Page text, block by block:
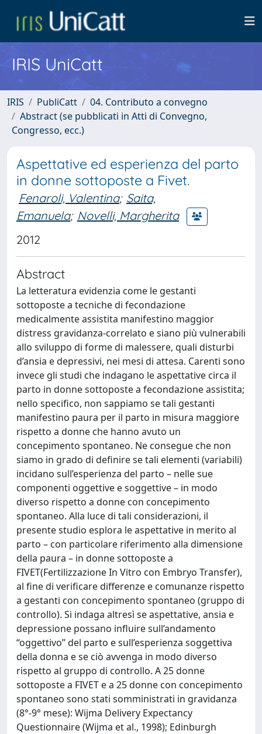
IRIS UniCatt
IRIS PubliCatt
04. Contributo a convegno
Abstract (se pubblicati in Atti di Convegno,
Congresso, ecc.)
Aspettative ed esperienza del parto
in donne sottoposte a Fivet.
Fenaroli, Valentina; Saita,
Emanuela; Novelli, Margherita
2012
Abstract
La letteratura evidenzia come le gestanti
sottoposte a tecniche di fecondazione
medicalmente assistita manifestino maggior
distress gravidanza-correlato e siano più vulnerabili
allo sviluppo di forme di malessere, quali disturbi
d’ansia e depressivi, nei mesi di attesa. Carenti sono
invece gli studi che indagano le aspettative circa il
parto in donne sottoposte a fecondazione assistita;
nello specifico, non sappiamo se tali gestanti
manifestino paura per il parto in misura maggiore
rispetto a donne che hanno avuto un
concepimento spontaneo. Ne consegue che non
siamo in grado di definire se tali elementi (variabili)
incidano sull’esperienza del parto – nelle sue
componenti oggettive e soggettive – in modo
diverso rispetto a donne con concepimento
spontaneo. Alla luce di tali considerazioni, il
presente studio esplora le aspettative in merito al
parto – con particolare riferimento alla dimensione
della paura – in donne sottoposte a
FIVET(Fertilizzazione In Vitro con Embryo Transfer),
al fine di verificare differenze e comunanze rispetto
a gestanti con concepimento spontaneo (gruppo di
controllo). Si indaga altresì se aspettative, ansia e
depressione possano influire sull’andamento
“oggettivo” del parto e sull’esperienza soggettiva
della donna e se ciò avvenga in modo diverso
rispetto al gruppo di controllo. A 25 donne
sottoposte a FIVET e a 25 donne con concepimento
spontaneo sono stati somministrati in gravidanza
(8°-9° mese): Wijma Delivery Expectancy
Questionnaire (Wijma et al., 1998); Edinburgh